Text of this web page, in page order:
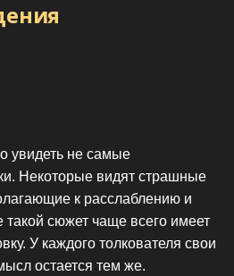
увидеть не самые
Некоторые видят страшные
к расслаблению и
сюжет чаще всего имеет
У каждого толкователя свои
остается тем же.